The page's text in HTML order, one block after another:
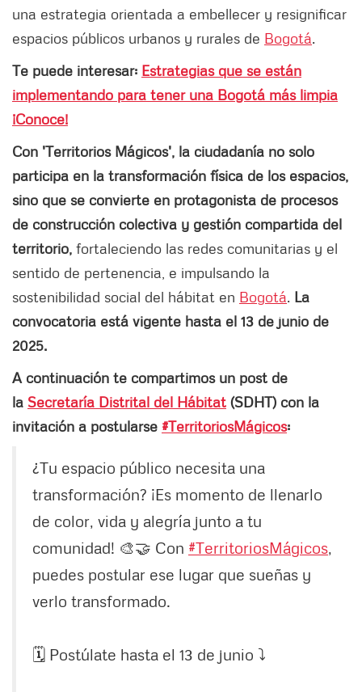
una estrategia orientada a embellecer y resignificar
espacios públicos urbanos y rurales de Bogotá.
Te puede interesar: Estrategias que se están
implementando para tener una Bogotá más limpia
¡Conoce!
Con 'Territorios Mágicos', la ciudadanía no solo
participa en la transformación física de los espacios,
sino que se convierte en protagonista de procesos
de construcción colectiva y gestión compartida del
territorio, fortaleciendo las redes comunitarias y el
sentido de pertenencia, e impulsando la
sostenibilidad social del hábitat en Bogotá. La
convocatoria está vigente hasta el 13 de junio de
2025.
A continuación te compartimos un post de
la Secretaría Distrital del Hábitat (SDHT) con la
invitación a postularse #TerritoriosMágicos:
¿Tu espacio público necesita una
transformación? ¡Es momento de llenarlo
de color, vida y alegría junto a tu
comunidad! 🎨🤝 Con #TerritoriosMágicos,
puedes postular ese lugar que sueñas y
verlo transformado.
🗓️ Postúlate hasta el 13 de junio ⤵️